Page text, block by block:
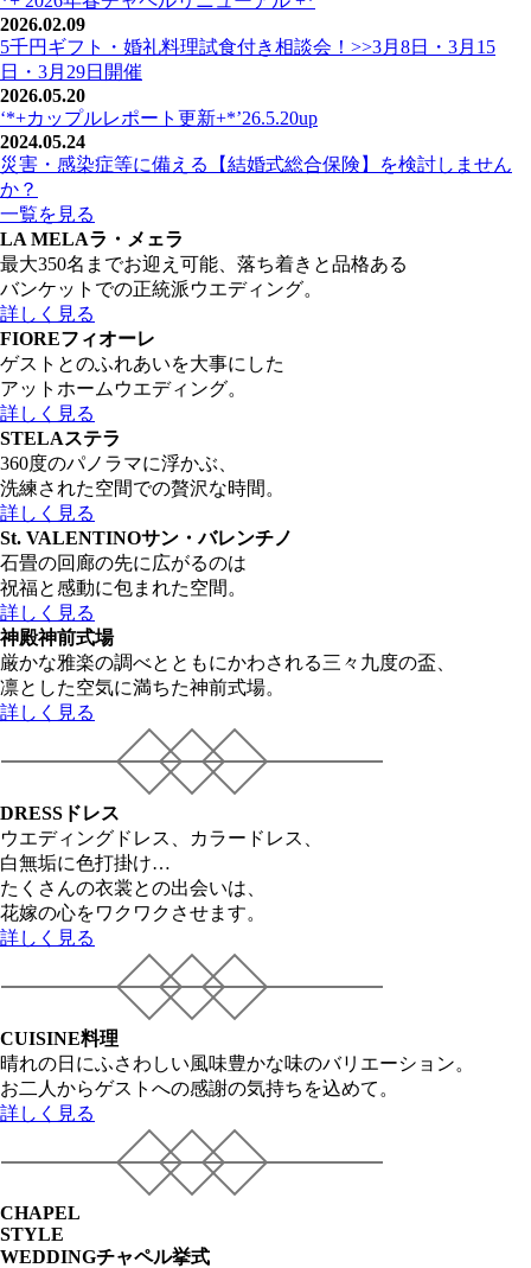
2026.02.09
5千円ギフト・婚礼料理試食付き相談会！>>3月8日・3月15
日・3月29日開催
2026.05.20
‘*+カップルレポート更新+*’26.5.20up
2024.05.24
災害・感染症等に備える【結婚式総合保険】を検討しません
か？
一覧を見る
LA MELAラ・メェラ
最大350名までお迎え可能、落ち着きと品格ある
バンケットでの正統派ウエディング。
詳しく見る
FIOREフィオーレ
ゲストとのふれあいを大事にした
アットホームウエディング。
詳しく見る
STELAステラ
360度のパノラマに浮かぶ、
洗練された空間での贅沢な時間。
詳しく見る
St. VALENTINOサン・バレンチノ
石畳の回廊の先に広がるのは
祝福と感動に包まれた空間。
詳しく見る
神殿神前式場
厳かな雅楽の調べとともにかわされる三々九度の盃、
凛とした空気に満ちた神前式場。
詳しく見る
DRESS ドレス
ウエディングドレス、カラードレス、
白無垢に色打掛け…
たくさんの衣裳との出会いは、
花嫁の心をワクワクさせます。
詳しく見る
CUISINE料理
晴れの日にふさわしい風味豊かな味のバリエーション。
お二人からゲストへの感謝の気持ちを込めて。
詳しく見る
CHAPEL
STYLE
WEDDINGチャペル挙式